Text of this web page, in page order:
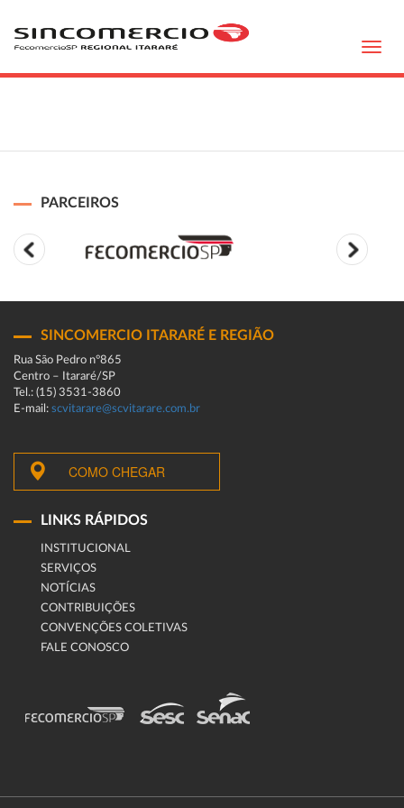
PARCEIROS
SINCOMERCIO ITARARÉ E REGIÃO
Rua São Pedro n°865
Centro – Itararé/SP
Tel.: (15) 3531-3860
E-mail: scvitarare@scvitarare.com.br
COMO CHEGAR
LINKS RÁPIDOS
INSTITUCIONAL
SERVIÇOS
NOTÍCIAS
CONTRIBUIÇÕES
CONVENÇÕES COLETIVAS
FALE CONOSCO